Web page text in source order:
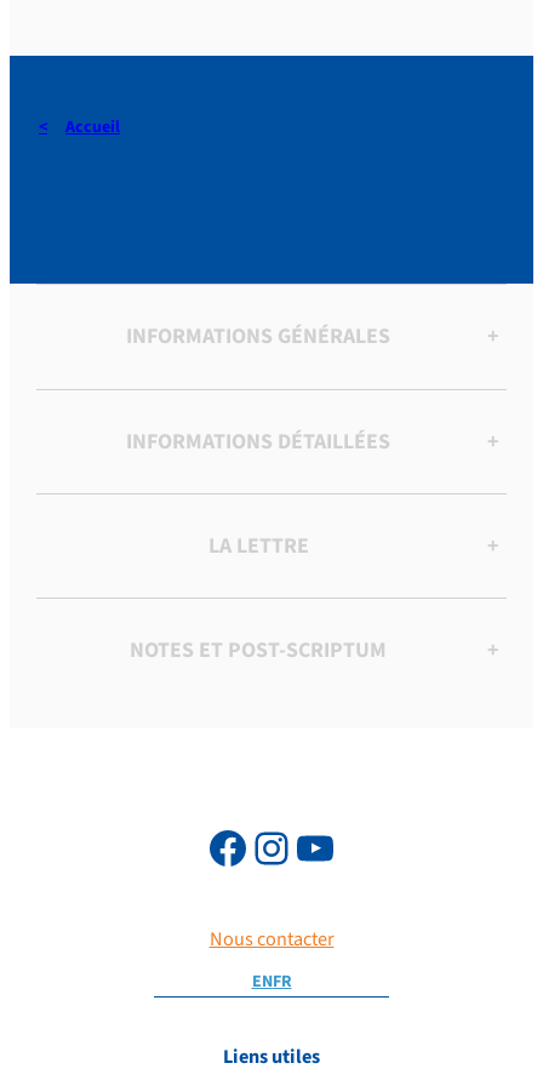
Accueil
INFORMATIONS GÉNÉRALES +
INFORMATIONS DÉTAILLÉES +
LA LETTRE +
NOTES ET POST-SCRIPTUM +
Nous contacter
ENFR
Liens utiles